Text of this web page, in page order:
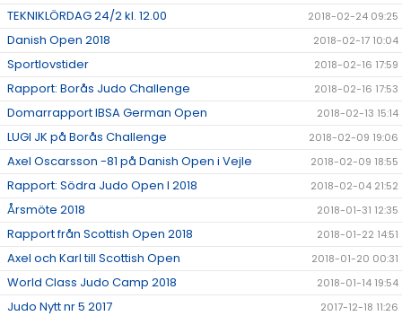
TEKNIKLÖRDAG 24/2 kl. 12.00 2018-02-24 09:25
Danish Open 2018 2018-02-17 10:04
Sportlovstider 2018-02-16 17:59
Rapport: Borås Judo Challenge 2018-02-16 17:53
Domarrapport IBSA German Open 2018-02-13 15:14
LUGI JK på Borås Challenge 2018-02-09 19:06
Axel Oscarsson -81 på Danish Open i Vejle 2018-02-09 18:55
Rapport: Södra Judo Open I 2018 2018-02-04 21:52
Årsmöte 2018 2018-01-31 12:35
Rapport från Scottish Open 2018 2018-01-22 14:51
Axel och Karl till Scottish Open 2018-01-20 00:31
World Class Judo Camp 2018 2018-01-14 19:54
Judo Nytt nr 5 2017 2017-12-18 11:26